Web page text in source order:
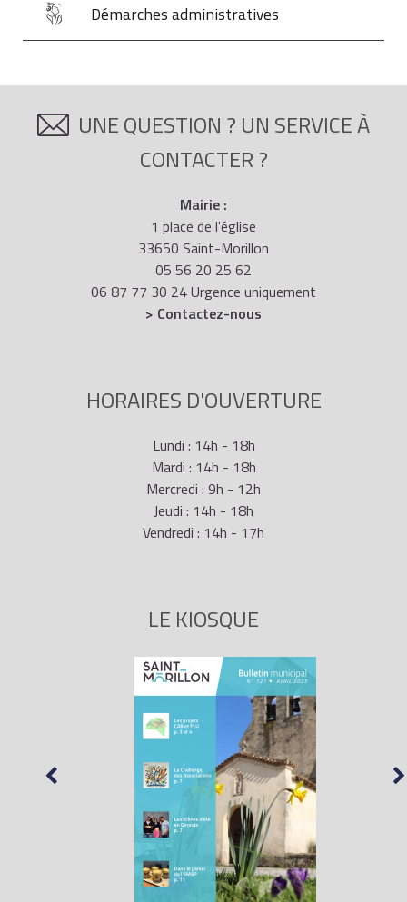
Démarches administratives
UNE QUESTION ? UN SERVICE À
CONTACTER ?
Mairie :
1 place de l'église
33650 Saint-Morillon
05 56 20 25 62
06 87 77 30 24 Urgence uniquement
> Contactez-nous
HORAIRES D'OUVERTURE
Lundi : 14h - 18h
Mardi : 14h - 18h
Mercredi : 9h - 12h
Jeudi : 14h - 18h
Vendredi : 14h - 17h
LE KIOSQUE